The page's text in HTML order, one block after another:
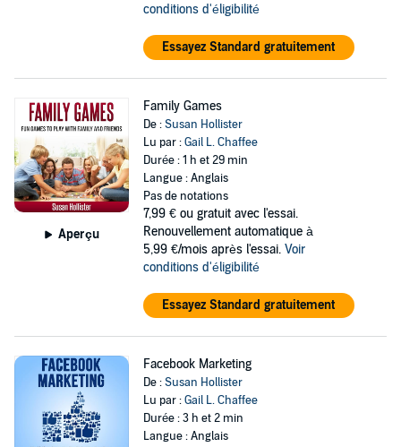
conditions d'éligibilité
Essayez Standard gratuitement
Aperçu
Family Games
De :Susan Hollister
Lu par :Gail L. Chaffee
Durée : 1 h et 29 min
Langue : Anglais
Pas de notations
7,99 € ou gratuit avec l'essai.
Renouvellement automatique à
5,99 €/mois après l'essai. Voir
conditions d'éligibilité
Essayez Standard gratuitement
Facebook Marketing
De :Susan Hollister
Lu par :Gail L. Chaffee
Durée : 3 h et 2 min
Langue : Anglais